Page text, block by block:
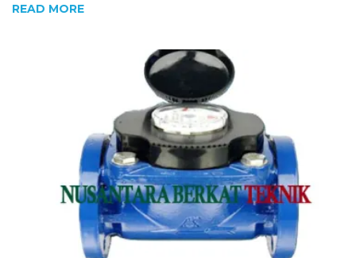
sangat compact untuk memudahkan instalasi dengan …